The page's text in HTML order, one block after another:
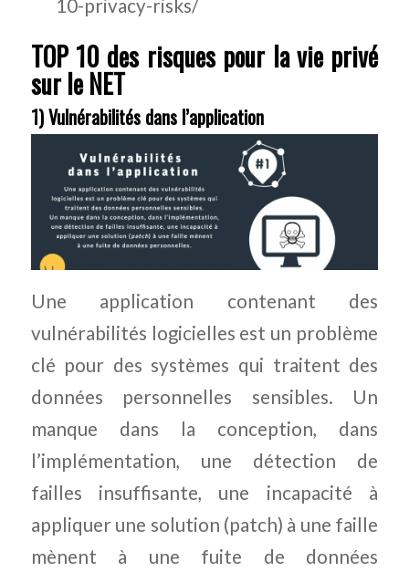
10-privacy-risks/
TOP 10 des risques pour la vie privé
sur le NET
1) Vulnérabilités dans l’application
Une application contenant des
vulnérabilités logicielles est un problème
clé pour des systèmes qui traitent des
données personnelles sensibles. Un
manque dans la conception, dans
l’implémentation, une détection de
failles insuffisante, une incapacité à
appliquer une solution (patch) à une faille
mènent à une fuite de données